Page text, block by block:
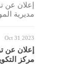
إعلان عن
مديرية
Oct 31 2023
إعلان عن
مركز